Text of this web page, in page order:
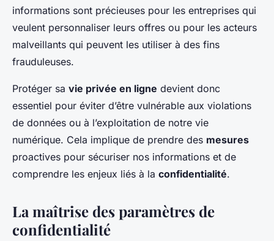
informations sont précieuses pour les entreprises qui
veulent personnaliser leurs offres ou pour les acteurs
malveillants qui peuvent les utiliser à des fins
frauduleuses.
Protéger sa vie privée en ligne devient donc
essentiel pour éviter d’être vulnérable aux violations
de données ou à l’exploitation de notre vie
numérique. Cela implique de prendre des mesures
proactives pour sécuriser nos informations et de
comprendre les enjeux liés à la confidentialité.
La maîtrise des paramètres de
confidentialité